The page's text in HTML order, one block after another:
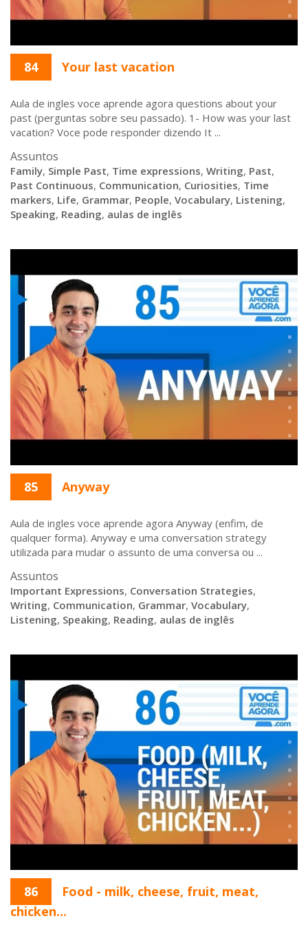
84 Your last vacation
Aula de ingles voce aprende agora questions about your
past (perguntas sobre seu passado). 1- How was your last
vacation? Voce pode responder dizendo It ...
Assuntos
Family, Simple Past, Time expressions, Writing, Past,
Past Continuous, Communication, Curiosities, Time
markers, Life, Grammar, People, Vocabulary, Listening,
Speaking, Reading, aulas de inglês
85 Anyway
Aula de ingles voce aprende agora Anyway (enfim, de
qualquer forma). Anyway e uma conversation strategy
utilizada para mudar o assunto de uma conversa ou ...
Assuntos
Important Expressions, Conversation Strategies,
Writing, Communication, Grammar, Vocabulary,
Listening, Speaking, Reading, aulas de inglês
86
Food - milk, cheese, fruit, meat,
chicken...